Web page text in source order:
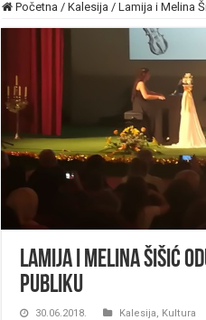
Početna / Kalesija / Lamija i Melina
Lamija i Melina Šišić
publiku
30.06.2018. Kalesija, Kultura